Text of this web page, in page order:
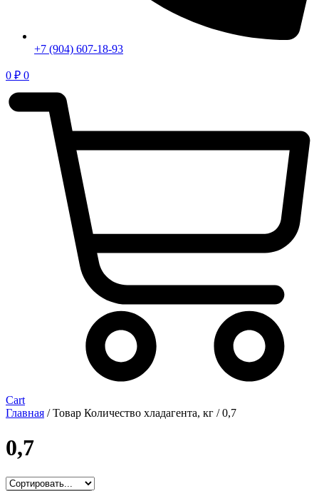
+7 (904) 607-18-93
0 ₽ 0
Cart
Главная / Товар Количество хладагента, кг / 0,7
0,7